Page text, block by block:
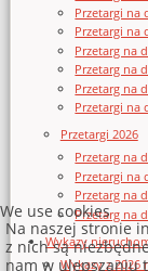
Przetargi na
Przetargi na
Przetarg na
Przetarg na
Przetarg na
Przetargi na
Przetargi 2026
Przetarg na
Przetargi na
Przetarg na
Przetarg na
Wykazy
Wykazy z 2026
We use cookies
Na naszej stronie
z nich są
nam w ulepszaniu